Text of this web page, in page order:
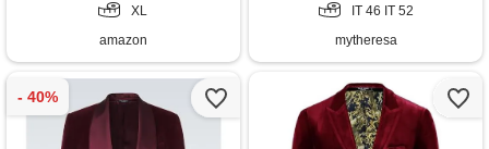
softshell con tasca sul petto,
giacche casual
XL
amazon
IT 46 IT 52
mytheresa